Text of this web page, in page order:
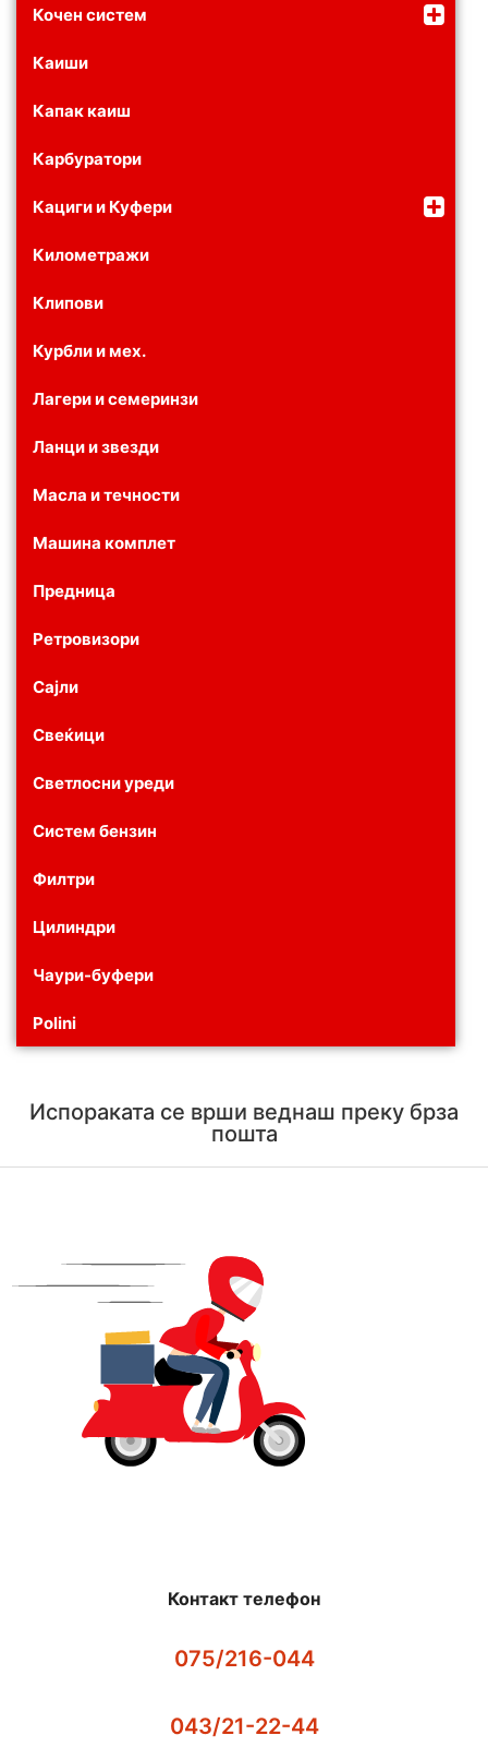
Кочен систем
Каиши
Капак каиш
Карбуратори
Кациги и Куфери
Километражи
Клипови
Курбли и мех.
Лагери и семеринзи
Ланци и звезди
Масла и течности
Машина комплет
Предница
Ретровизори
Сајли
Свеќици
Светлосни уреди
Систем бензин
Филтри
Цилиндри
Чаури-буфери
Polini
Испораката се врши веднаш преку брза
пошта
Контакт телефон
075/216-044
043/21-22-44